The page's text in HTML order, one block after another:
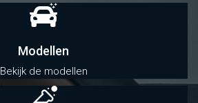
Modellen
Bekijk de modellen